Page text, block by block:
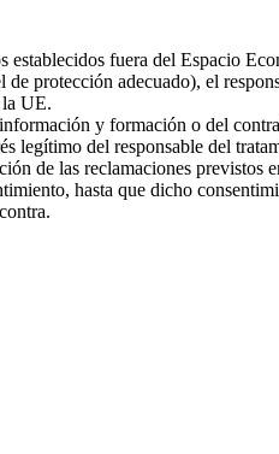
establecidos fuera del Espacio
protección adecuado), el
la UE.
y formación o del
legítimo del responsable del
de las reclamaciones
hasta que dicho